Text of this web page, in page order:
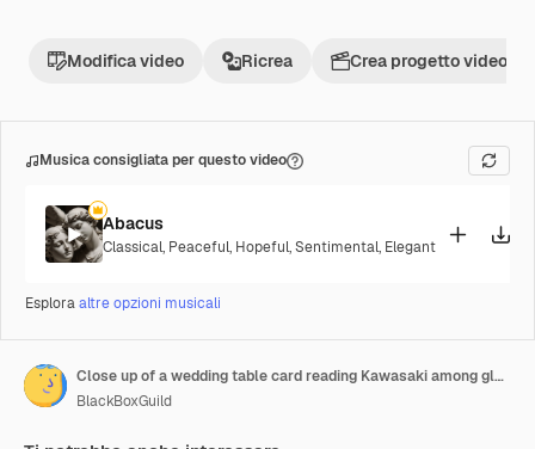
Modifica video Ricrea Crea progetto video
Musica consigliata per questo video
Abacus
Classical, Peaceful, Hopeful,Sentimental, Elegant
Esploraaltre opzioni musicali
Close up of a wedding table card reading Kawasaki among glassware and floral decor
BlackBoxGuild